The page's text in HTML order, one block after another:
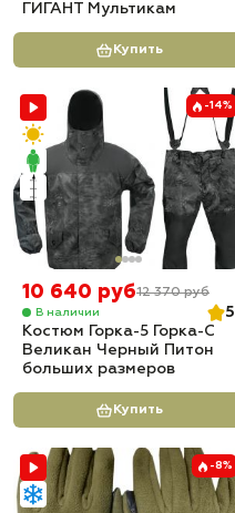
ГИГАНТ Мультикам
Купить
-14%
10 640 руб12 370 руб
В наличии
5
Костюм Горка-5 Горка-С
Великан Черный Питон
больших размеров
Купить
-8%